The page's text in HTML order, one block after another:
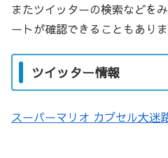
またツイッターの検索などを
ートが確認できることもあり
ツイッター情報
スーパーマリオ カプセル大迷